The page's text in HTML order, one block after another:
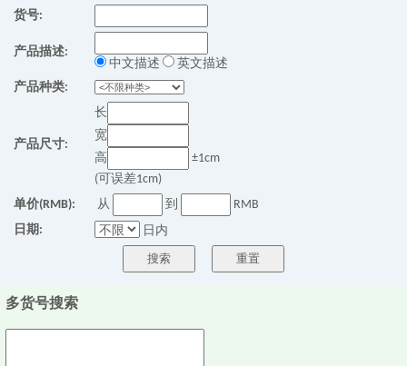
货号:
产品描述:
中文描述
英文描述
产品种类:
产品尺寸:
长
宽
高
±1cm
(可误差1cm)
单价(RMB):
从 到
RMB
日期:
日内
多货号搜索